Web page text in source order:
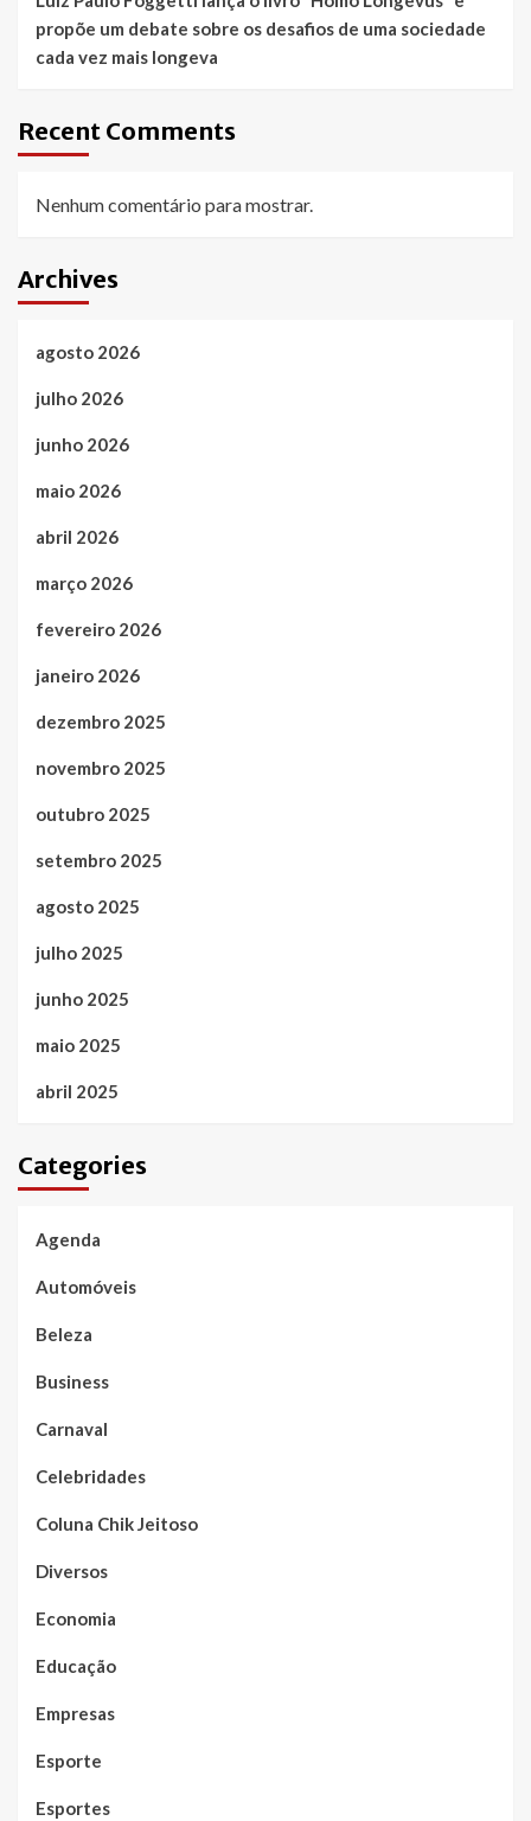
propõe um debate sobre os desafios de uma sociedade
cada vez mais longeva
Recent Comments
Nenhum comentário para mostrar.
Archives
agosto 2026
julho 2026
junho 2026
maio 2026
abril 2026
março 2026
fevereiro 2026
janeiro 2026
dezembro 2025
novembro 2025
outubro 2025
setembro 2025
agosto 2025
julho 2025
junho 2025
maio 2025
abril 2025
Categories
Agenda
Automóveis
Beleza
Business
Carnaval
Celebridades
Coluna Chik Jeitoso
Diversos
Economia
Educação
Empresas
Esporte
Esportes